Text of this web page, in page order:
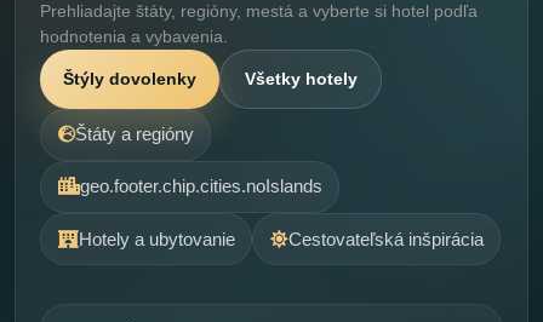
Prehliadajte štáty, regióny, mestá a vyberte si hotel podľa
hodnotenia a vybavenia.
Štýly dovolenky Všetky hotely
Štáty a regióny
geo.footer.chip.cities.noIslands
Hotely a ubytovanie Cestovateľská inšpirácia